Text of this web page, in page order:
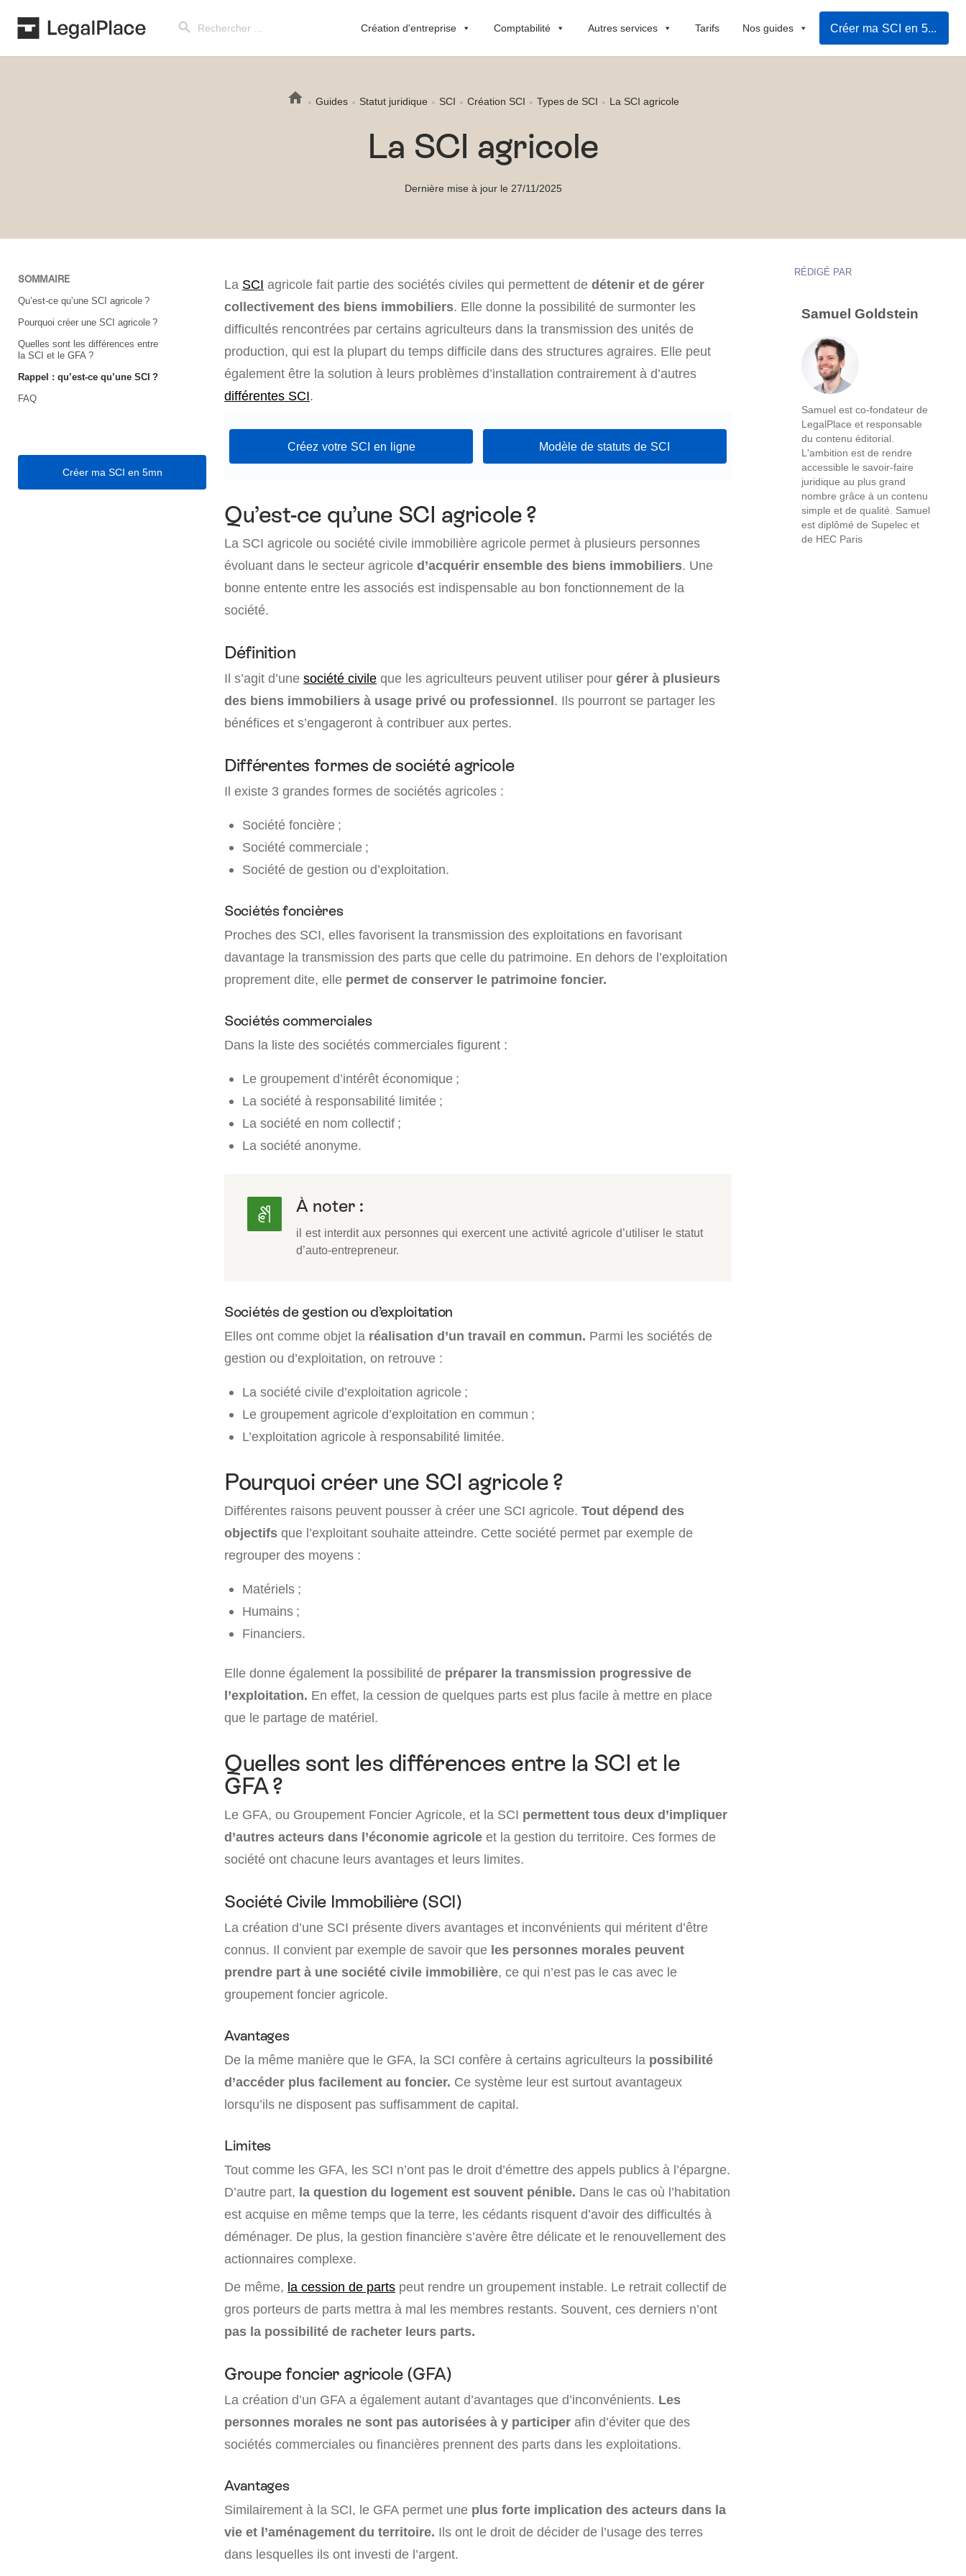
for:
Création d'entreprise Comptabilité Autres services Tarifs Nos guides Créer ma SCI en 5mn
Guides Statut juridique SCI Création SCI Types de SCI La SCI agricole
La SCI agricole
Dernière mise à jour le 27/11/2025
SOMMAIRE
Qu’est-ce qu’une SCI agricole ?
Pourquoi créer une SCI agricole ?
Quelles sont les différences entre
la SCI et le GFA ?
Rappel : qu’est-ce qu’une SCI ?
FAQ
Créer ma SCI en 5mn
La SCI agricole fait partie des sociétés civiles qui permettent de détenir et de gérer
collectivement des biens immobiliers. Elle donne la possibilité de surmonter les
difficultés rencontrées par certains agriculteurs dans la transmission des unités de
production, qui est la plupart du temps difficile dans des structures agraires. Elle peut
également être la solution à leurs problèmes d’installation contrairement à d’autres
différentes SCI.
Créez votre SCI en ligne Modèle de statuts de SCI
Qu’est-ce qu’une SCI agricole ?
La SCI agricole ou société civile immobilière agricole permet à plusieurs personnes
évoluant dans le secteur agricole d’acquérir ensemble des biens immobiliers. Une
bonne entente entre les associés est indispensable au bon fonctionnement de la
société.
Définition
Il s’agit d’une société civile que les agriculteurs peuvent utiliser pour gérer à plusieurs
des biens immobiliers à usage privé ou professionnel. Ils pourront se partager les
bénéfices et s’engageront à contribuer aux pertes.
Différentes formes de société agricole
Il existe 3 grandes formes de sociétés agricoles :
Société foncière ;
Société commerciale ;
Société de gestion ou d’exploitation.
Sociétés foncières
Proches des SCI, elles favorisent la transmission des exploitations en favorisant
davantage la transmission des parts que celle du patrimoine. En dehors de l’exploitation
proprement dite, elle permet de conserver le patrimoine foncier.
Sociétés commerciales
Dans la liste des sociétés commerciales figurent :
Le groupement d’intérêt économique ;
La société à responsabilité limitée ;
La société en nom collectif ;
La société anonyme.
À noter :
il est interdit aux personnes qui exercent une activité agricole d’utiliser le statut
d’auto-entrepreneur.
Sociétés de gestion ou d’exploitation
Elles ont comme objet la réalisation d’un travail en commun. Parmi les sociétés de
gestion ou d’exploitation, on retrouve :
La société civile d’exploitation agricole ;
Le groupement agricole d’exploitation en commun ;
L’exploitation agricole à responsabilité limitée.
Pourquoi créer une SCI agricole ?
Différentes raisons peuvent pousser à créer une SCI agricole. Tout dépend des
objectifs que l’exploitant souhaite atteindre. Cette société permet par exemple de
regrouper des moyens :
Matériels ;
Humains ;
Financiers.
Elle donne également la possibilité de préparer la transmission progressive de
l’exploitation. En effet, la cession de quelques parts est plus facile à mettre en place
que le partage de matériel.
Quelles sont les différences entre la SCI et le
GFA ?
Le GFA, ou Groupement Foncier Agricole, et la SCI permettent tous deux d’impliquer
d’autres acteurs dans l’économie agricole et la gestion du territoire. Ces formes de
société ont chacune leurs avantages et leurs limites.
Société Civile Immobilière (SCI)
La création d’une SCI présente divers avantages et inconvénients qui méritent d’être
connus. Il convient par exemple de savoir que les personnes morales peuvent
prendre part à une société civile immobilière, ce qui n’est pas le cas avec le
groupement foncier agricole.
Avantages
De la même manière que le GFA, la SCI confère à certains agriculteurs la possibilité
d’accéder plus facilement au foncier. Ce système leur est surtout avantageux
lorsqu’ils ne disposent pas suffisamment de capital.
Limites
Tout comme les GFA, les SCI n’ont pas le droit d’émettre des appels publics à l’épargne.
D’autre part, la question du logement est souvent pénible. Dans le cas où l’habitation
est acquise en même temps que la terre, les cédants risquent d’avoir des difficultés à
déménager. De plus, la gestion financière s’avère être délicate et le renouvellement des
actionnaires complexe.
De même, la cession de parts peut rendre un groupement instable. Le retrait collectif de
gros porteurs de parts mettra à mal les membres restants. Souvent, ces derniers n’ont
pas la possibilité de racheter leurs parts.
Groupe foncier agricole (GFA)
La création d’un GFA a également autant d’avantages que d’inconvénients. Les
personnes morales ne sont pas autorisées à y participer afin d’éviter que des
sociétés commerciales ou financières prennent des parts dans les exploitations.
Avantages
Similairement à la SCI, le GFA permet une plus forte implication des acteurs dans la
vie et l’aménagement du territoire. Ils ont le droit de décider de l’usage des terres
dans lesquelles ils ont investi de l’argent.
RÉDIGÉ PAR
Samuel Goldstein
Samuel est co-fondateur de
LegalPlace et responsable
du contenu éditorial.
L'ambition est de rendre
accessible le savoir-faire
juridique au plus grand
nombre grâce à un contenu
simple et de qualité. Samuel
est diplômé de Supelec et
de HEC Paris